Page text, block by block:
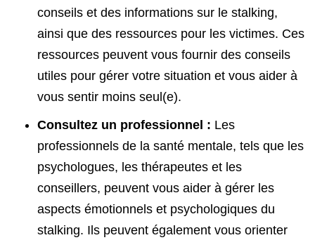
conseils et des informations sur le stalking,
ainsi que des ressources pour les victimes. Ces
ressources peuvent vous fournir des conseils
utiles pour gérer votre situation et vous aider à
vous sentir moins seul(e).
Consultez un professionnel : Les
professionnels de la santé mentale, tels que les
psychologues, les thérapeutes et les
conseillers, peuvent vous aider à gérer les
aspects émotionnels et psychologiques du
stalking. Ils peuvent également vous orienter